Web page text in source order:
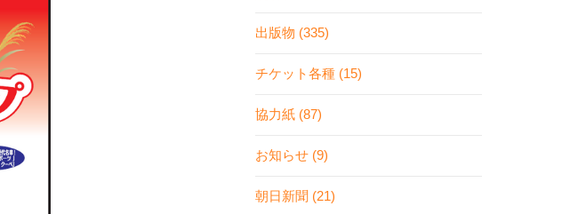
出版物 (335)
チケット各種 (15)
協力紙 (87)
お知らせ (9)
朝日新聞 (21)